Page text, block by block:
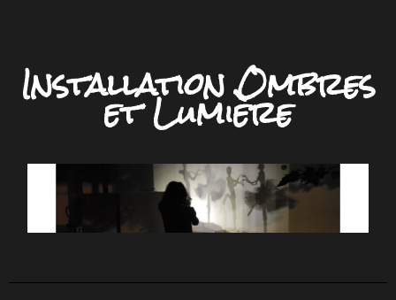
Installation Ombres
et Lumière